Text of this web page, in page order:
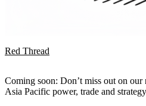
Red Thread
Coming soon: Don’t miss out on
Asia Pacific power, trade and